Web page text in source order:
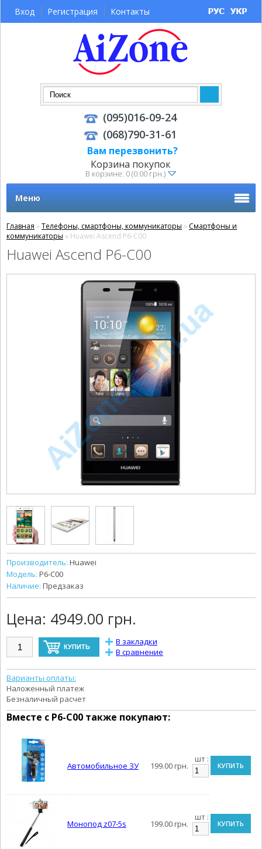
Корзина покупок
В корзине: 0 (0.00 грн.)
(095)016-09-24
(068)790-31-61
Вам перезвонить?
Вход Регистрация Контакты
Меню
Главная » Телефоны, смартфоны, коммуникаторы » Смартфоны и
коммуникаторы » Huawei Ascend P6-C00
Huawei Ascend P6-C00
Производитель: Huawei
Модель: P6-С00
Наличие: Предзаказ
Цена: 4949.00 грн.
В закладки
В сравнение
Варианты оплаты:
Наложенный платеж
Безналичный расчет
Вместе с P6-С00 также покупают:
Автомобильное ЗУ 199.00 грн.
шт :
КУПИТЬ
Монопод z07-5s 199.00 грн.
шт :
КУПИТЬ